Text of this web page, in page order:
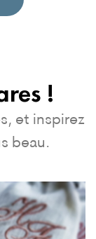
!
et inspirez
beau.